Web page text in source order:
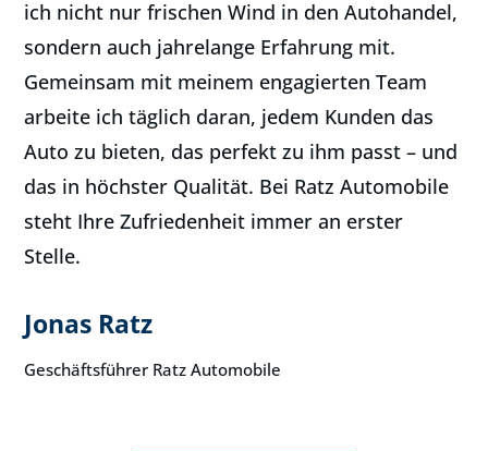
ich nicht nur frischen Wind in den Autohandel,
sondern auch jahrelange Erfahrung mit.
Gemeinsam mit meinem engagierten Team
arbeite ich täglich daran, jedem Kunden das
Auto zu bieten, das perfekt zu ihm passt – und
das in höchster Qualität. Bei Ratz Automobile
steht Ihre Zufriedenheit immer an erster
Stelle.
Jonas Ratz
Geschäftsführer Ratz Automobile